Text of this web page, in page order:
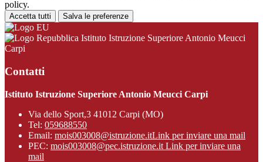
policy.
Accetta tutti Salva le preferenze
Istituto Istruzione Superiore Antonio Meucci
Carpi
Contatti
Istituto Istruzione Superiore Antonio Meucci Carpi
Via dello Sport,3 41012 Carpi (MO)
Tel: 059688550
Email: mois003008@istruzione.itLink per inviare una mail
PEC: mois003008@pec.istruzione.it Link per inviare una
mail